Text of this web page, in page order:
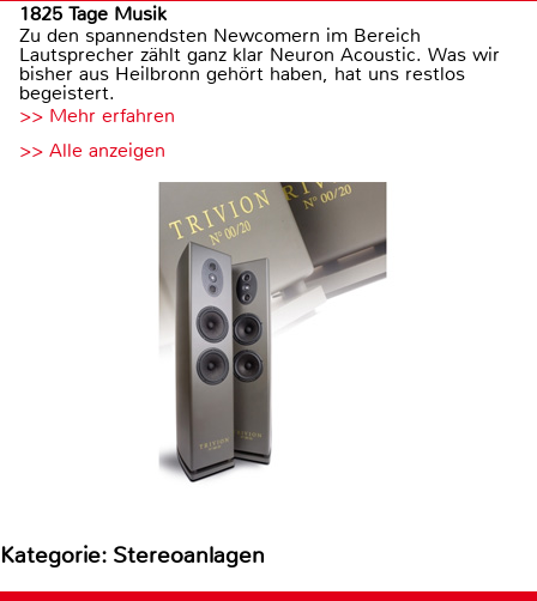
1825 Tage Musik
Zu den spannendsten Newcomern im Bereich
Lautsprecher zählt ganz klar Neuron Acoustic. Was wir
bisher aus Heilbronn gehört haben, hat uns restlos
begeistert.
>> Mehr erfahren
>> Alle anzeigen
Kategorie: Stereoanlagen